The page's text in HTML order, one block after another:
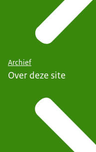
Archief
Over deze site